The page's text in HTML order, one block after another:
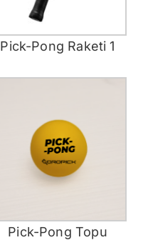
Pick-Pong Raketi 1
Pick-Pong Topu